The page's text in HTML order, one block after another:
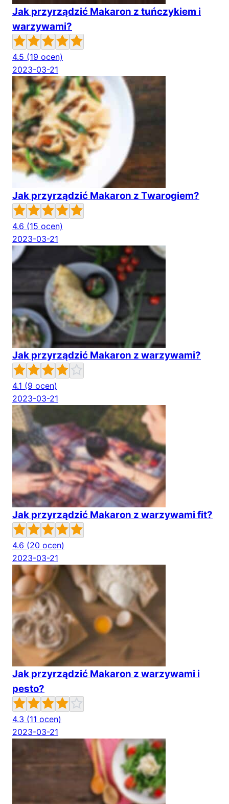
Jak przyrządzić Makaron z tuńczykiem i
warzywami?
4.5 (19 ocen)
2023-03-21
Jak przyrządzić Makaron z Twarogiem?
4.6 (15 ocen)
2023-03-21
Jak przyrządzić Makaron z warzywami?
4.1 (9 ocen)
2023-03-21
Jak przyrządzić Makaron z warzywami fit?
4.6 (20 ocen)
2023-03-21
Jak przyrządzić Makaron z warzywami i
pesto?
4.3 (11 ocen)
2023-03-21